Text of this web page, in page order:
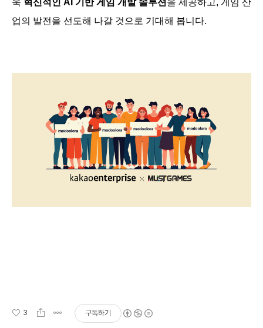
업의 발전을 선도해 나갈 것으로 기대해 봅니다.
3 구독하기